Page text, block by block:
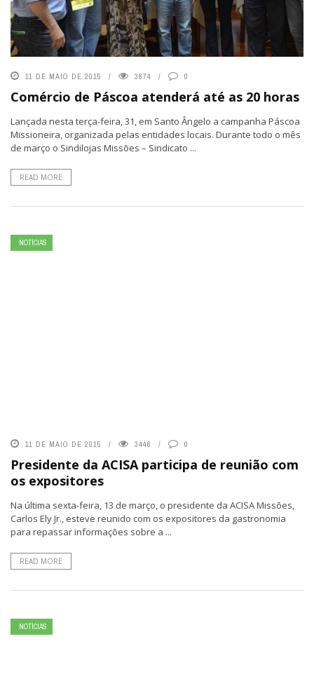
11 DE MAIO DE 2015 3874 0
Comércio de Páscoa atenderá até as 20 horas
Lançada nesta terça-feira, 31, em Santo Ângelo a campanha Páscoa
Missioneira, organizada pelas entidades locais. Durante todo o mês
de março o Sindilojas Missões – Sindicato ...
READ MORE
NOTÍCIAS
11 DE MAIO DE 2015 3446 0
Presidente da ACISA participa de reunião com
os expositores
Na última sexta-feira, 13 de março, o presidente da ACISA Missões,
Carlos Ely Jr., esteve reunido com os expositores da gastronomia
para repassar informações sobre a ...
READ MORE
NOTÍCIAS